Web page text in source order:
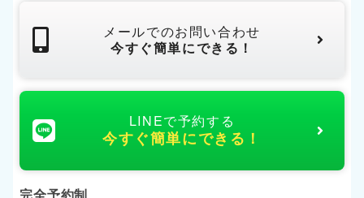
メールでのお問い合わせ
今すぐ簡単にできる！
LINEで予約する
今すぐ簡単にできる！
完全予約制